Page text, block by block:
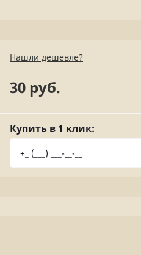
Нашли дешевле?
30 руб.
Купить в 1 клик: